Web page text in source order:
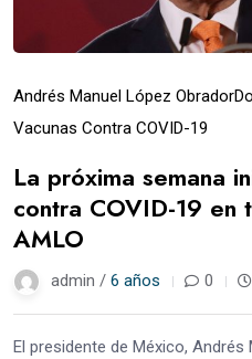
Andrés Manuel López Obrador
Vacunas Contra COVID-19
La próxima semana
contra COVID-19 en
AMLO
admin / 6 años 0
El presidente de México,